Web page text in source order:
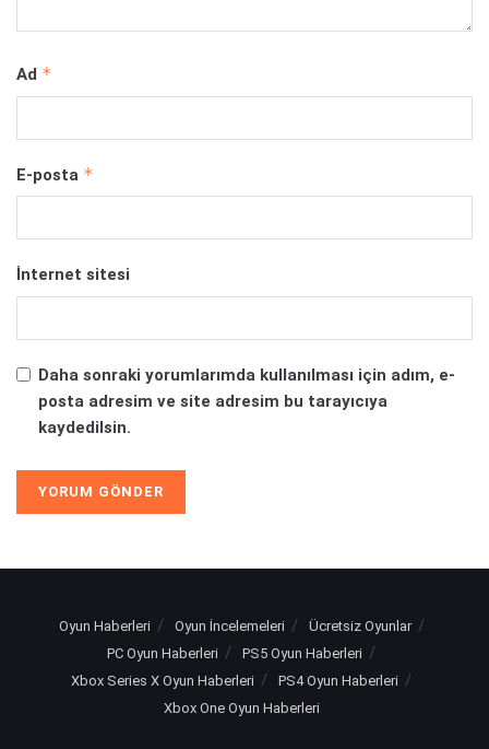
Ad *
E-posta *
İnternet sitesi
Daha sonraki yorumlarımda kullanılması için adım, e-
posta adresim ve site adresim bu tarayıcıya
kaydedilsin.
Oyun Haberleri Oyun İncelemeleri
Ücretsiz Oyunlar
PC Oyun Haberleri
PS5 Oyun Haberleri
Xbox Series X Oyun Haberleri
PS4 Oyun Haberleri
Xbox One Oyun Haberleri